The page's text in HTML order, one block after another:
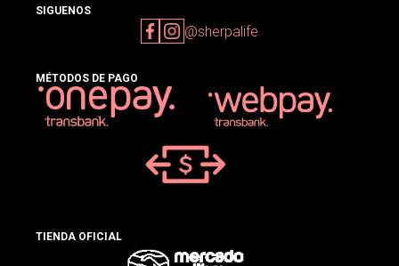
SIGUENOS
@sherpalife
MÉTODOS DE PAGO
TIENDA OFICIAL